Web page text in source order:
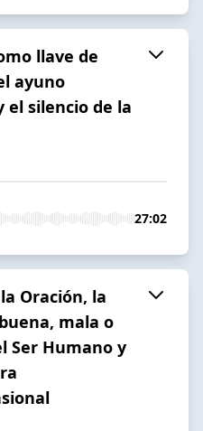
llave de
ayuno
el silencio de la
27:02
Oración, la
mala o
Ser Humano y